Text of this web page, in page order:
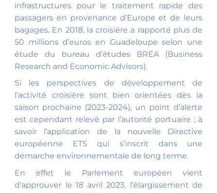
infrastructures pour le traitement rapide des
passagers en provenance d’Europe et de leurs
bagages. En 2018, la croisière a rapporté plus de
50 millions d’euros en Guadeloupe selon une
étude du bureau d’études BREA (Business
Research and Economic Advisors).
Si les perspectives de développement de
l’activité croisière sont bien orientées dès la
saison prochaine (2023-2024), un point d’alerte
est cependant relevé par l’autorité portuaire ; à
savoir l’application de la nouvelle Directive
européenne ETS qui s’inscrit dans une
démarche environnementale de long terme.
En effet le Parlement européen vient
d’approuver le 18 avril 2023, l’élargissement de